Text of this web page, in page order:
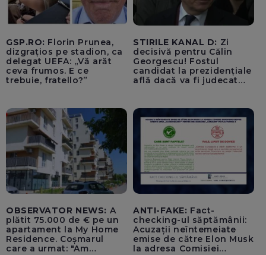
GSP.RO: Florin Prunea,
dizgrațios pe stadion, ca
delegat UEFA: „Vă arăt
ceva frumos. E ce
trebuie, fratello?”
STIRILE KANAL D: Zi
decisivă pentru Călin
Georgescu! Fostul
candidat la prezidențiale
află dacă va fi judecat
OBSERVATOR NEWS: A
plătit 75.000 de € pe un
apartament la My Home
Residence. Coșmarul
care a urmat: "Am
ANTI-FAKE: Fact-
checking-ul săptămânii:
Acuzații neîntemeiate
emise de către Elon Musk
la adresa Comisiei